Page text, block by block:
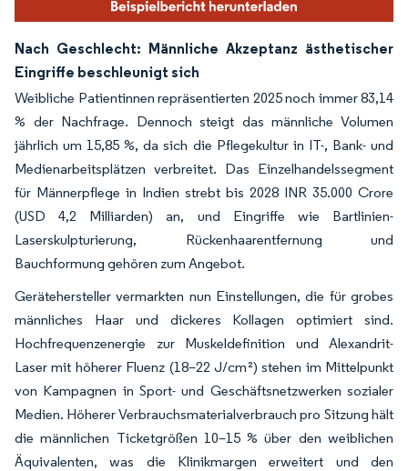
Nach Geschlecht: Männliche Akzeptanz ästhetischer
Eingriffe beschleunigt sich
Weibliche Patientinnen repräsentierten 2025 noch immer 83,14
% der Nachfrage. Dennoch steigt das männliche Volumen
jährlich um 15,85 %, da sich die Pflegekultur in IT-, Bank- und
Medienarbeitsplätzen verbreitet. Das Einzelhandelssegment
für Männerpflege in Indien strebt bis 2028 INR 35.000 Crore
(USD 4,2 Milliarden) an, und Eingriffe wie Bartlinien-
Laserskulpturierung, Rückenhaarentfernung und
Bauchformung gehören zum Angebot.
Gerätehersteller vermarkten nun Einstellungen, die für grobes
männliches Haar und dickeres Kollagen optimiert sind.
Hochfrequenzenergie zur Muskeldefinition und Alexandrit-
Laser mit höherer Fluenz (18–22 J/cm²) stehen im Mittelpunkt
von Kampagnen in Sport- und Geschäftsnetzwerken sozialer
Medien. Höherer Verbrauchsmaterialverbrauch pro Sitzung hält
die männlichen Ticketgrößen 10–15 % über den weiblichen
Äquivalenten, was die Klinikmargen erweitert und den